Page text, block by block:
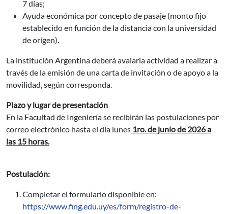
7 días;
Ayuda económica por concepto de pasaje (monto fijo
establecido en función de la distancia con la universidad
de origen).
La institución Argentina deberá avalarla actividad a realizar a
través de la emisión de una carta de invitación o de apoyo a la
movilidad, según corresponda.
Plazo y lugar de presentación
En la Facultad de Ingeniería se recibirán las postulaciones por
correo electrónico hasta el día lunes 1ro. de junio de 2026 a
las 15 horas.
Postulación:
Completar el formulario disponible en:
https://www.fing.edu.uy/es/form/registro-de-